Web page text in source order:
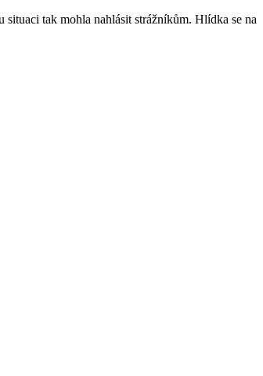
tak mohla nahlásit strážníkům. Hlídka se na